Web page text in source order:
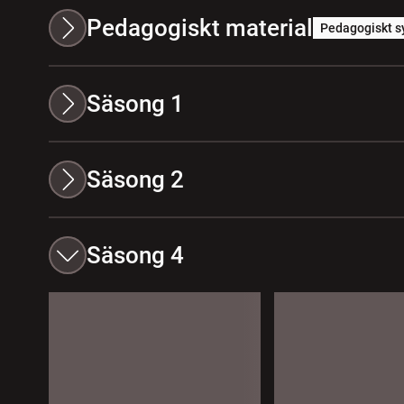
Pedagogiskt material Pedagogiskt
Säsong 1
Säsong 2
Säsong 4